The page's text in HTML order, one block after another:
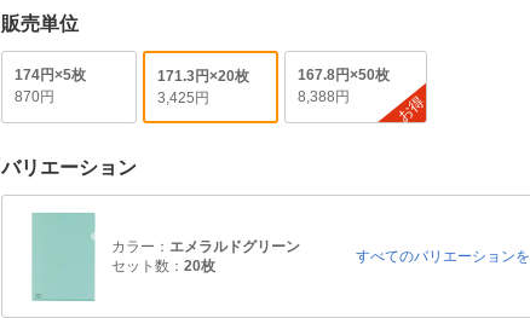
販売単位
174円×5枚
870円
171.3円×20枚
3,425円
167.8円×50枚
8,388円
お得
バリエーション
カラー： エメラルドグリーン
セット数： 20枚
すべてのバリエーション